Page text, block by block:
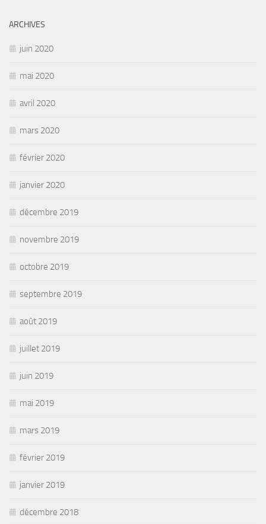
ARCHIVES
juin 2020
mai 2020
avril 2020
mars 2020
février 2020
janvier 2020
décembre 2019
novembre 2019
octobre 2019
septembre 2019
août 2019
juillet 2019
juin 2019
mai 2019
mars 2019
février 2019
janvier 2019
décembre 2018